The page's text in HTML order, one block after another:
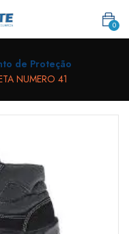
0
de Proteção
NUMERO 41